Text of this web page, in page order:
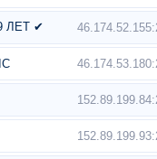
ЛЕТ ✔